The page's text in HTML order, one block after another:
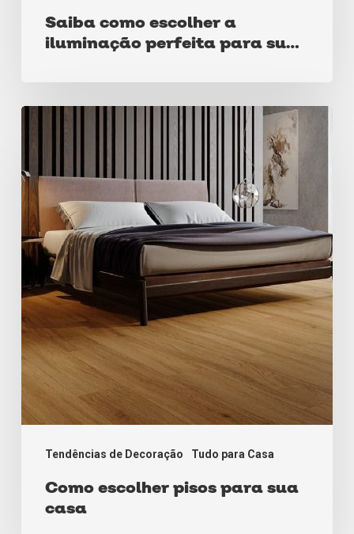
Saiba como escolher a
iluminação perfeita para sua
Tendências de Decoração Tudo para Casa
Como
pisos
para
sua
casa
Como escolher pisos para sua
casa